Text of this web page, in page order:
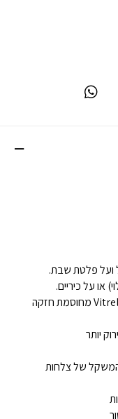
ועל פלטת שבת.
או על כיריים.
הצלחות של קורנינג עשויות 100% זכוכית Vitrelle מחוסמת חזקה
של צלחות